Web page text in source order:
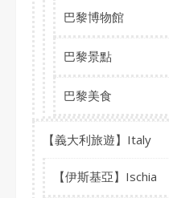
巴黎博物館
巴黎景點
巴黎美食
【義大利旅遊】Italy
【伊斯基亞】Ischia